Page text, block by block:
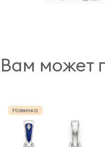
Вам может
Новинка